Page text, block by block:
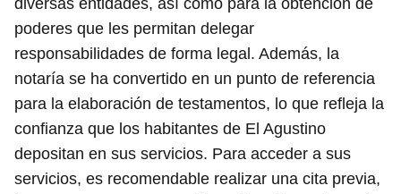
diversas entidades, así como para la obtención de
poderes que les permitan delegar
responsabilidades de forma legal. Además, la
notaría se ha convertido en un punto de referencia
para la elaboración de testamentos, lo que refleja la
confianza que los habitantes de El Agustino
depositan en sus servicios. Para acceder a sus
servicios, es recomendable realizar una cita previa,